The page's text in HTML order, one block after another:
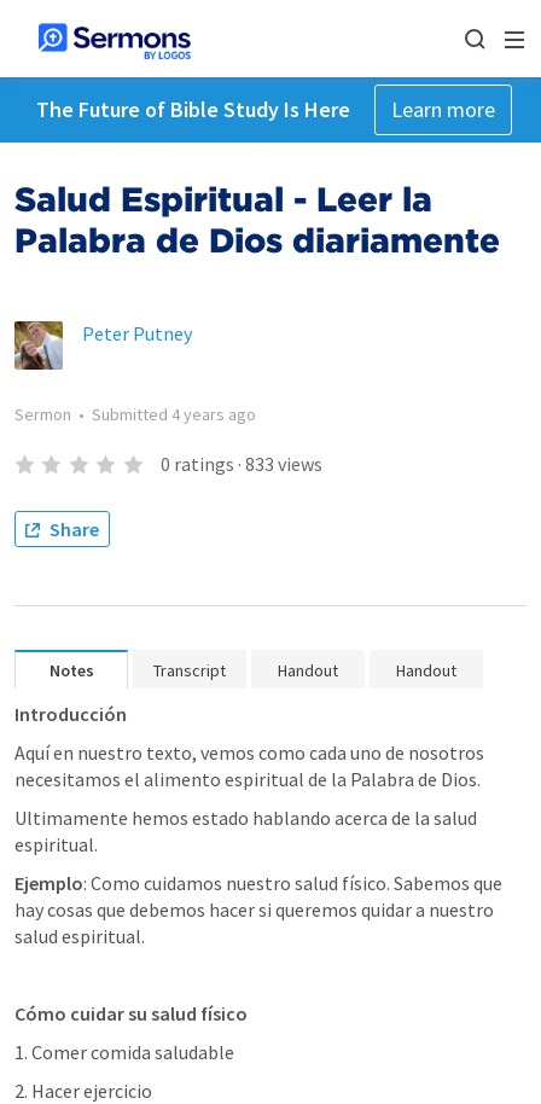
The Future of Bible Study Is Here Learn more
Salud Espiritual - Leer la
Palabra de Dios diariamente
Peter Putney
Sermon • Submitted 4 years ago
0 ratings · 833 views
Share
Notes Transcript Handout Handout
Introducción
Aquí en nuestro texto, vemos como cada uno de nosotros
necesitamos el alimento espiritual de la Palabra de Dios.
Ultimamente hemos estado hablando acerca de la salud
espiritual.
Ejemplo: Como cuidamos nuestro salud físico. Sabemos que
hay cosas que debemos hacer si queremos quidar a nuestro
salud espiritual.
Cómo cuidar su salud físico
1. Comer comida saludable
2. Hacer ejercicio